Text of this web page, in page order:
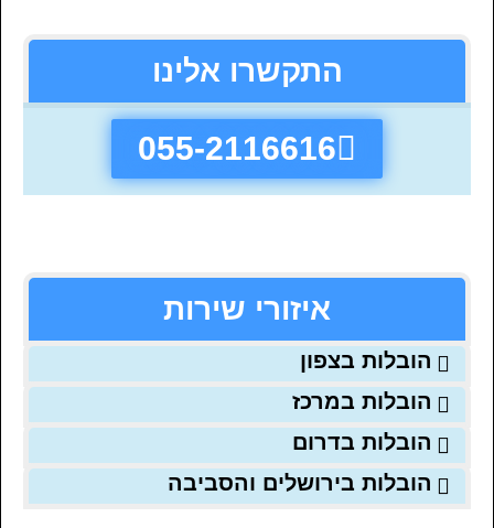
התקשרו אלינו
055-2116616
איזורי שירות
הובלות בצפון
הובלות במרכז
הובלות בדרום
הובלות בירושלים והסביבה